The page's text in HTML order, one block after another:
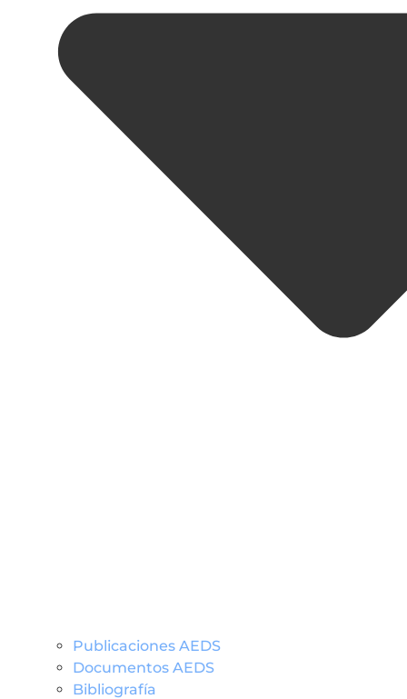
Publicaciones AEDS
Documentos AEDS
Bibliografía